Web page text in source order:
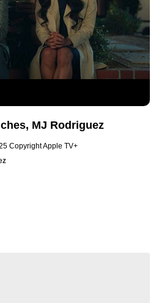
MJ Rodriguez
Copyright Apple TV+